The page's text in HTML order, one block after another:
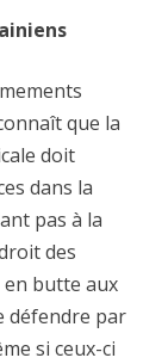
que la
doit
dans la
pas à la
des
en butte aux
défendre par
si ceux-ci